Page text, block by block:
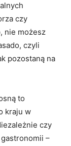
czy
nie możesz
czyli
pozostaną na
to
kraju w
czy
–